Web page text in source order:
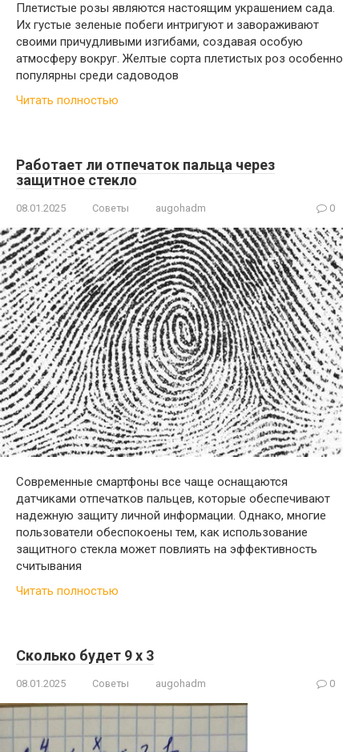
Плетистые розы являются настоящим украшением сада.
Их густые зеленые побеги интригуют и завораживают
своими причудливыми изгибами, создавая особую
атмосферу вокруг. Желтые сорта плетистых роз особенно
популярны среди садоводов
Читать полностью
Работает ли отпечаток пальца через
защитное стекло
08.01.2025 Советы augohadm 0
Современные смартфоны все чаще оснащаются
датчиками отпечатков пальцев, которые обеспечивают
надежную защиту личной информации. Однако, многие
пользователи обеспокоены тем, как использование
защитного стекла может повлиять на эффективность
считывания
Читать полностью
Сколько будет 9 х 3
08.01.2025 Советы augohadm 0